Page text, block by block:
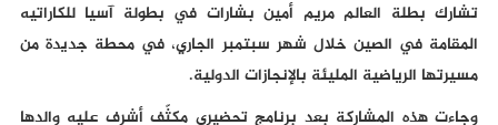
تشارك بطلة العالم مريم أمين بشارات في بطولة آسيا للكاراتيه
المقامة في الصين خلال شهر سبتمبر الجاري، في محطة جديدة من
مسيرتها الرياضية المليئة بالإنجازات الدولية.
وجاءت هذه المشاركة بعد برنامج تحضيري مكثّف أشرف عليه والدها